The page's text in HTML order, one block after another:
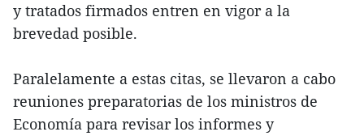
y tratados firmados entren en vigor a la
brevedad posible.
Paralelamente a estas citas, se llevaron a cabo
reuniones preparatorias de los ministros de
Economía para revisar los informes y